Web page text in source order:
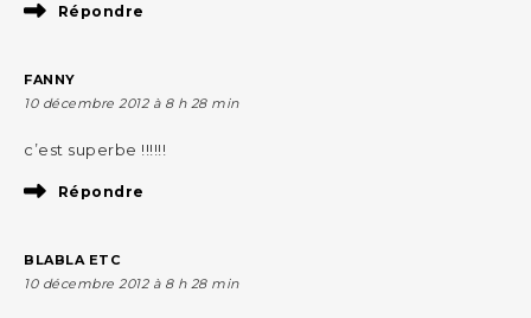
Répondre
FANNY
10 décembre 2012 à 8 h 28 min
c’est superbe !!!!!!
Répondre
BLABLA ETC
10 décembre 2012 à 8 h 28 min